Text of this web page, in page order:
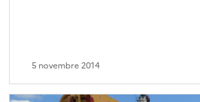
5 novembre 2014